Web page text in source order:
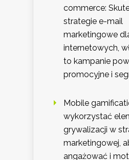
commerce:
strategie e-mail
marketingowe
internetowych,
to kampanie
promocyjne i
Mobile
wykorzystać
grywalizacji w
marketingowej,
angażować i